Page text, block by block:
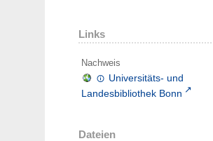
Links
Nachweis
Universitäts- und
Landesbibliothek Bonn
Dateien